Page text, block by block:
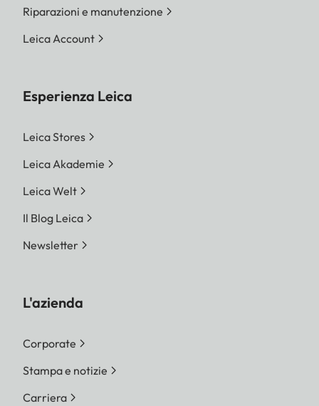
Riparazioni e manutenzione
Leica Account
Esperienza Leica
Leica Stores
Leica Akademie
Leica Welt
Il Blog Leica
Newsletter
L'azienda
Corporate
Stampa e notizie
Carriera